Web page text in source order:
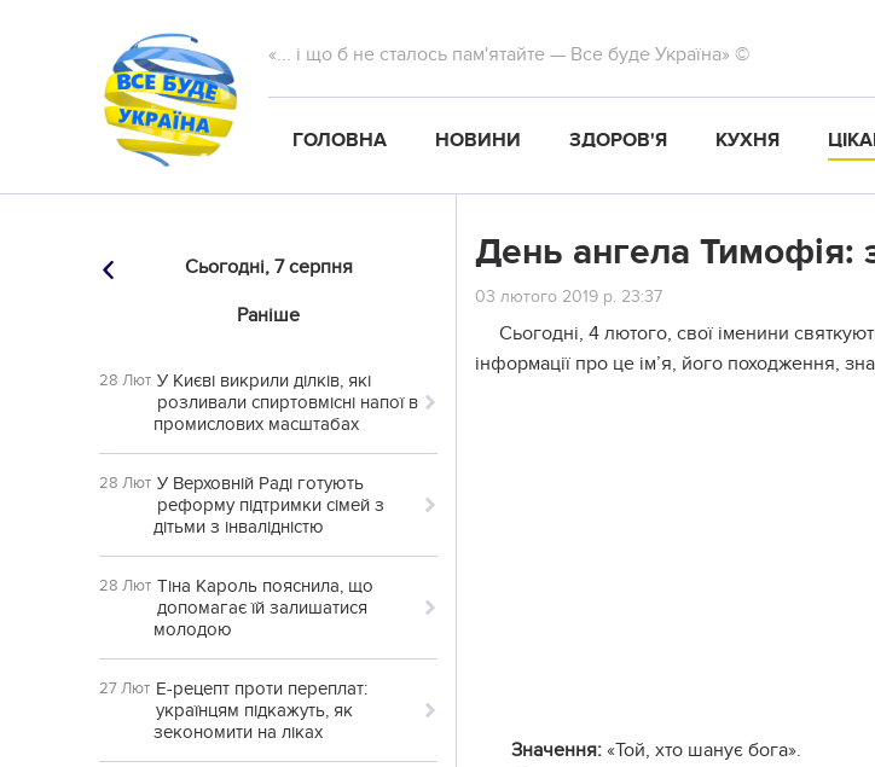
«... і що б не сталось пам'ятайте — Все буде Україна» ©
ГОЛОВНА НОВИНИ ЗДОРОВ'Я КУХНЯ
Сьогодні, 7 серпня
Раніше
28 Лют У Києві викрили ділків, які
розливали спиртовмісні напої в
промислових масштабах
28 Лют У Верховній Раді готують
реформу підтримки сімей з
дітьми з інвалідністю
28 Лют Тіна Кароль пояснила, що
допомагає їй залишатися
молодою
27 Лют Е-рецепт проти переплат:
українцям підкажуть, як
зекономити на ліках
День ангела Тимофія:
03 лютого 2019 р. 23:37
Сьогодні, 4 лютого, свої іменини
інформації про це ім’я, його походження,
Значення: «Той, хто шанує бога».